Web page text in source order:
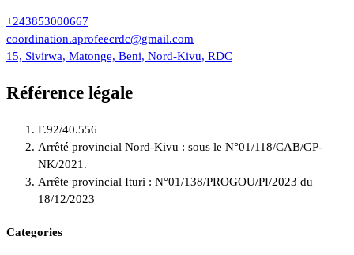
+243853000667
coordination.aprofeecrdc@gmail.com
15, Sivirwa, Matonge, Beni, Nord-Kivu, RDC
Référence légale
F.92/40.556
Arrêté provincial Nord-Kivu : sous le N°01/118/CAB/GP-
NK/2021.
Arrête provincial Ituri : N°01/138/PROGOU/PI/2023 du
18/12/2023
Categories